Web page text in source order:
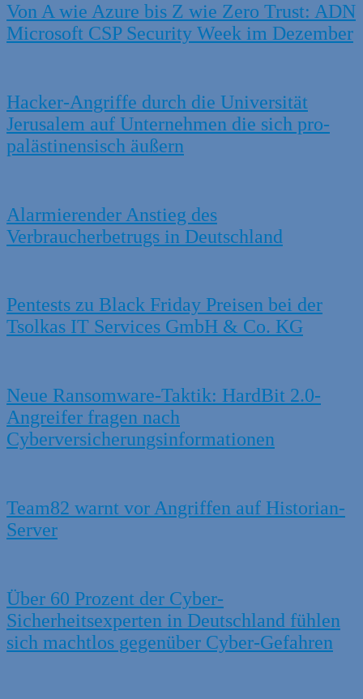
Von A wie Azure bis Z wie Zero Trust: ADN
Microsoft CSP Security Week im Dezember
Hacker-Angriffe durch die Universität
Jerusalem auf Unternehmen die sich pro-
palästinensisch äußern
Alarmierender Anstieg des
Verbraucherbetrugs in Deutschland
Pentests zu Black Friday Preisen bei der
Tsolkas IT Services GmbH & Co. KG
Neue Ransomware-Taktik: HardBit 2.0-
Angreifer fragen nach
Cyberversicherungsinformationen
Team82 warnt vor Angriffen auf Historian-
Server
Über 60 Prozent der Cyber-
Sicherheitsexperten in Deutschland fühlen
sich machtlos gegenüber Cyber-Gefahren